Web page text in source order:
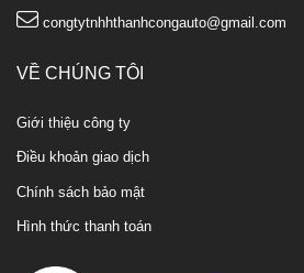
congtytnhhthanhcongauto@gmail.com
VỀ CHÚNG TÔI
Giới thiệu công ty
Điều khoản giao dịch
Chính sách bảo mật
Hình thức thanh toán